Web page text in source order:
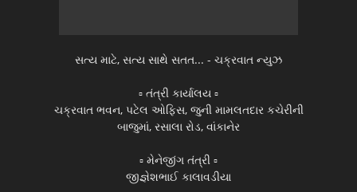
સત્ય માટે, સત્ય સાથે સતત... - ચક્રવાત ન્યુઝ
▫️ તંત્રી કાર્યાલય ▫️
ચક્રવાત ભવન, પટેલ ઓફિસ, જુની મામલતદાર કચેરીની
બાજુમાં, રસાલા રોડ, વાંકાનેર
▫️ મેનેજીંગ તંત્રી ▫️
જીજ્ઞેશભાઈ કાલાવડીયા